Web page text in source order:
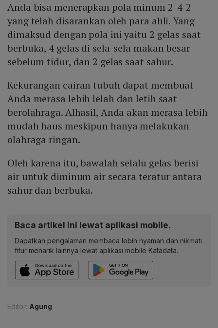
Anda bisa menerapkan pola minum 2-4-2
yang telah disarankan oleh para ahli. Yang
dimaksud dengan pola ini yaitu 2 gelas saat
berbuka, 4 gelas di sela-sela makan besar
sebelum tidur, dan 2 gelas saat sahur.
Kekurangan cairan tubuh dapat membuat
Anda merasa lebih lelah dan letih saat
berolahraga. Alhasil, Anda akan merasa lebih
mudah haus meskipun hanya melakukan
olahraga ringan.
Oleh karena itu, bawalah selalu gelas berisi
air untuk diminum air secara teratur antara
sahur dan berbuka.
Baca artikel ini lewat aplikasi mobile.
Dapatkan pengalaman membaca lebih nyaman dan nikmati
fitur menarik lainnya lewat aplikasi mobile Katadata.
Editor: Agung